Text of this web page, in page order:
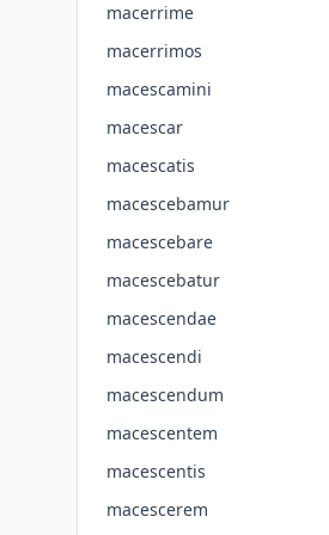
macerrime
macerrimos
macescamini
macescar
macescatis
macescebamur
macescebare
macescebatur
macescendae
macescendi
macescendum
macescentem
macescentis
macescerem